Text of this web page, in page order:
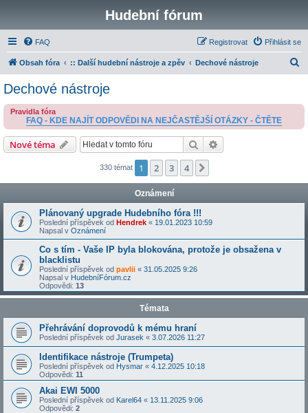
Hudební fórum
FAQ Přihlásit se
Registrovat
Obsah fóra :: Další hudební nástroje a zpěv Dechové nástroje
a
Dechové nástroje
Pravidla fóra
FAQ - KDE NAJÍT ODPOVĚDI NA NEJČASTĚJŠÍ OTÁZKY - ČTĚTE
Nové téma Hledat
330 témat 1 2 3 4
Oznámení
Plánovaný upgrade Hudebního fóra !!!
Poslední příspěvek od Hendrek « 19.01.2023 10:59
Napsal v Oznámení
Co s tím - Vaše IP byla blokována, protože je obsažena v
blacklistu
Poslední příspěvek od pavlii « 31.05.2025 9:26
Napsal v HudebníFórum.cz
Odpovědi: 13
Témata
Přehrávání doprovodů k mému hraní
Poslední příspěvek od Jurasek « 3.07.2026 11:27
Identifikace nástroje (Trumpeta)
Poslední příspěvek od Hysmar « 4.12.2025 10:18
Odpovědi: 11
Akai EWI 5000
Poslední příspěvek od Karel64 « 13.11.2025 9:06
Odpovědi: 2